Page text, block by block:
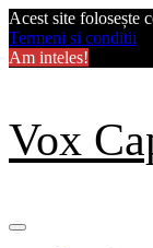
Acest site folosește
Termeni si conditii
Am inteles!
Skip
to
content
Vox
Primary